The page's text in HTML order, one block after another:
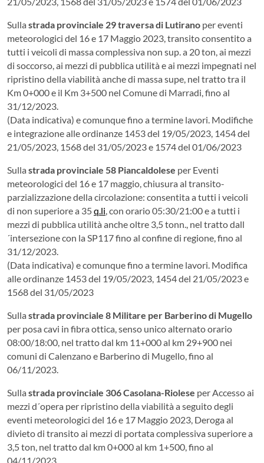
Sulla strada provinciale 29 traversa di Lutirano per eventi
meteorologici del 16 e 17 Maggio 2023, transito consentito a
tutti i veicoli di massa complessiva non sup. a 20 ton, ai mezzi
di soccorso, ai mezzi di pubblica utilità e ai mezzi impegnati nel
ripristino della viabilità anche di massa supe, nel tratto tra il
Km 0+000 e il Km 3+500 nel Comune di Marradi, fino al
31/12/2023.
(Data indicativa) e comunque fino a termine lavori. Modifiche
e integrazione alle ordinanze 1453 del 19/05/2023, 1454 del
21/05/2023, 1568 del 31/05/2023 e 1574 del 01/06/2023
Sulla strada provinciale 58 Piancaldolese per Eventi
meteorologici del 16 e 17 maggio, chiusura al transito-
parzializzazione della circolazione: consentita a tutti i veicoli
di non superiore a 35q.li, con orario 05:30/21:00 e a tutti i
mezzi di pubblica utilità anche oltre 3,5 tonn., nel tratto dall
´intersezione con la SP117 fino al confine di regione, fino al
31/12/2023.
(Data indicativa) e comunque fino a termine lavori. Modifica
alle ordinanze 1453 del 19/05/2023, 1454 del 21/05/2023 e
1568 del 31/05/2023
Sulla strada provinciale 8 Militare per Barberino di Mugello
per posa cavi in fibra ottica, senso unico alternato orario
08:00/18:00, nel tratto dal km 11+000 al km 29+900 nei
comuni di Calenzano e Barberino di Mugello, fino al
06/11/2023.
Sulla strada provinciale 306 Casolana-Riolese per Accesso ai
mezzi d´opera per ripristino della viabilità a seguito degli
eventi meteorologici del 16 e 17 Maggio 2023, Deroga al
divieto di transito ai mezzi di portata complessiva superiore a
3,5 ton, nel tratto dal km 0+000 al km 1+500, fino al
04/11/2023.